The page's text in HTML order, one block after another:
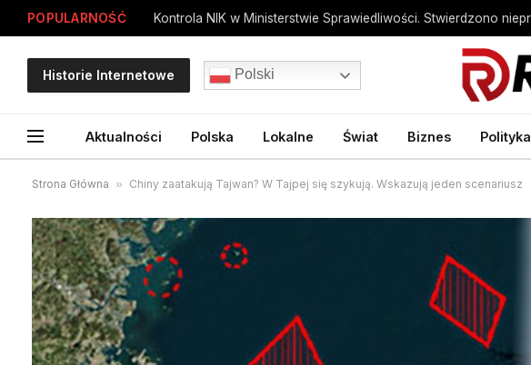
POPULARNOŚĆ
Historie Internetowe Polski
Aktualności Polska Lokalne Świat Biznes Polityka
Strona Główna » Chiny zaatakują Tajwan? W Tajpej się szykują. Wskazują jeden scenariusz